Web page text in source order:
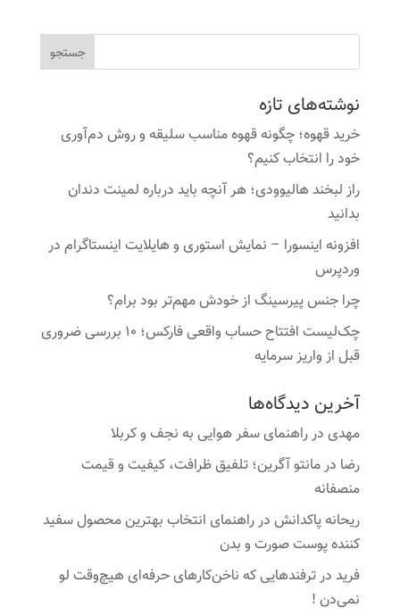
نوشته‌های تازه
خرید قهوه؛ چگونه قهوه مناسب سلیقه و روش دم‌آوری
خود را انتخاب کنیم؟
راز لبخند هالیوودی؛ هر آنچه باید درباره لمینت دندان
بدانید
افزونه اینسورا – نمایش استوری و هایلایت اینستاگرام در
وردپرس
چرا جنس پیرسینگ از خودش مهم‌تر بود برام؟
چک‌لیست افتتاح حساب واقعی فارکس؛ ۱۰ بررسی ضروری
قبل از واریز سرمایه
آخرین دیدگاه‌ها
مهدیدرراهنمای سفر هوایی به نجف و کربلا
رضا درمانتو آگرین؛ تلفیق ظرافت، کیفیت و قیمت
منصفانه
ریحانه پاکدانشدرراهنمای انتخاب بهترین محصول سفید
کننده پوست صورت و بدن
فریددرترفندهایی که ناخن‌کارهای حرفه‌ای هیچ‌وقت لو
نمی‌دن !